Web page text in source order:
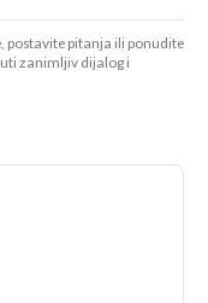
postavite pitanja ili ponudite
zanimljiv dijalog i